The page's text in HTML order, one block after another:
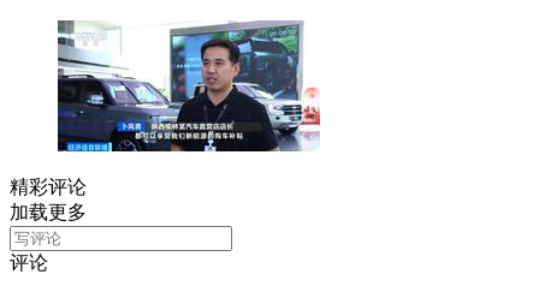
精彩评论
加载更多
评论